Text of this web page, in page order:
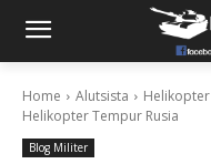
Home Alutsista Helikopter
Helikopter Tempur Rusia
Blog Militer